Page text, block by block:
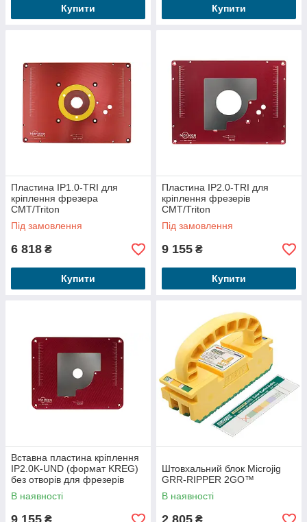
Купити Купити
Пластина IP1.0-TRI для
кріплення фрезера
CMT/Triton
Під замовлення
6 818 ₴
Купити
Пластина IP2.0-TRI для
кріплення фрезерів
CMT/Triton
Під замовлення
9 155 ₴
Купити
Вставна пластина кріплення
IP2.0K-UND (формат KREG)
без отворів для фрезерів
В наявності
9 155 ₴
Штовхальний блок Microjig
GRR-RIPPER 2GO™
В наявності
2 805 ₴